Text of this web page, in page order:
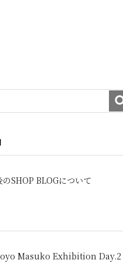
のSHOP BLOGについて
Masuko Exhibition Day.2